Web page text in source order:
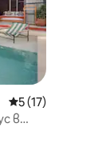
Средна оценка:
5 (17)
в